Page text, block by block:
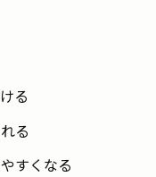
る
る
すくなる